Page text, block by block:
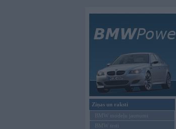
Ziņas un raksti
BMW modeļu jaunumi
BMW testi